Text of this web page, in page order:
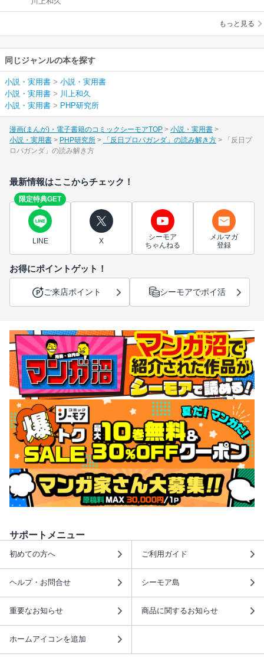
もっと見る
同じジャンルの本を探す
小説・実用書 > 小説・実用書
小説・実用書 > 川上和久
小説・実用書 > PHP研究所
漫画(まんが)・電子書籍のコミックシーモアTOP
小説・実用書
小説・実用書
PHP研究所 「反日プロパガンダ」の読み解き方
「反日プ
ロパガンダ」の読み解き方
最新情報はここからチェック！
限定特典GET
LINE X
シーモア
ちゃんねる
メルマガ
登録
お得にポイントゲット！
ご来店ポイント シーモアでポイ活
サポートメニュー
初めての方へ ご利用ガイド
ヘルプ・お問合せ シーモア島
重要なお知らせ 商品に関するお知らせ
ホームアイコンを追加